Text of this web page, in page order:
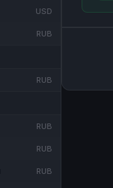
USD
RUB
RUB
RUB
RUB
RUB